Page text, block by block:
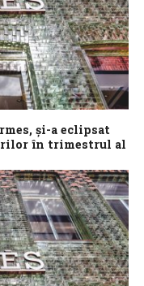
şi-a eclipsat
în trimestrul al
o creştere cu
apetitul